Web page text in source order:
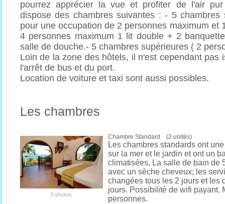
pourrez apprécier la vue et profiter de l'air
dispose des chambres suivantes : - 5 chambres
pour une occupation de 2 personnes maximum et
4 personnes maximum 1 lit double + 2
salle de douche.- 5 chambres supérieures ( 2
Loin de la zone des hôtels, il n'est cependant pas
l'arrêt de bus et du port.
Location de voiture et taxi sont aussi possibles.
Les chambres
5 photos
Chambre Standard (2 unités)
Les chambres standards ont
sur la mer et le jardin et ont un
climatisées, La salle de bain de
avec un sèche cheveux; les
changées tous les 2 jours et les
jours. Possibilité de wifi payant.
personnes.